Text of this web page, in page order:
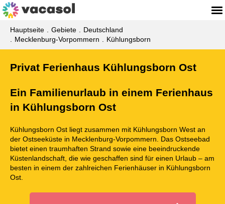
Hauptseite Gebiete
Deutschland
Mecklenburg-Vorpommern
Kühlungsborn
Privat Ferienhaus Kühlungsborn Ost
Ein Familienurlaub in einem Ferienhaus
in Kühlungsborn Ost
Kühlungsborn Ost liegt zusammen mit Kühlungsborn West an
der Ostseeküste in Mecklenburg-Vorpommern. Das Ostseebad
bietet einen traumhaften Strand sowie eine beeindruckende
Küstenlandschaft, die wie geschaffen sind für einen Urlaub – am
besten in einem der zahlreichen Ferienhäuser in Kühlungsborn
Ost.